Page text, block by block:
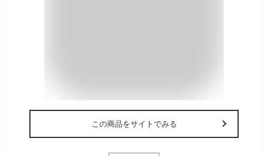
この商品をサイトでみる